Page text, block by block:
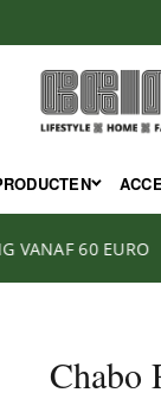
60 EURO •
Chabo